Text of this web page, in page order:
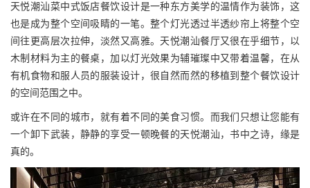
天悦潮汕菜中式饭店餐饮设计是一种东方美学的温情作为装饰，这
也是成为整个空间吸睛的一笔。整个灯光透过半透纱帘上将整个空
间往更高层次拉伸，淡然又高雅。天悦潮汕餐厅又很在乎细节，以
木制材料为主的餐桌，加以灯光效果为辅璀璨中又带着温馨，在从
有机食物和服人员的服装设计，很自然而然的移植到整个餐饮设计
的空间范围之中。
或许在不同的城市，就有着不同的美食习惯。而我们只想让您能有
一个卸下武装，静静的享受一顿晚餐的天悦潮汕，书中之诗，缘是
真的。